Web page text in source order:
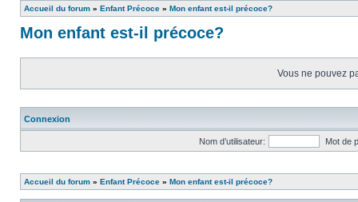
Accueil du forum » Enfant Précoce » Mon enfant est-il précoce?
Mon enfant est-il précoce?
Vous ne pouvez
Connexion
Nom d’utilisateur: Mot de
Accueil du forum » Enfant Précoce » Mon enfant est-il précoce?